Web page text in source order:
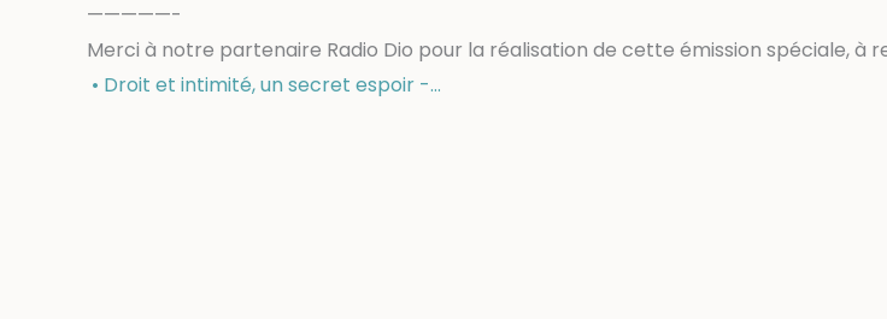
—————-
Merci à notre partenaire Radio Dio pour la réalisation de cette émission spéciale, à
• Droit et intimité, un secret espoir -…